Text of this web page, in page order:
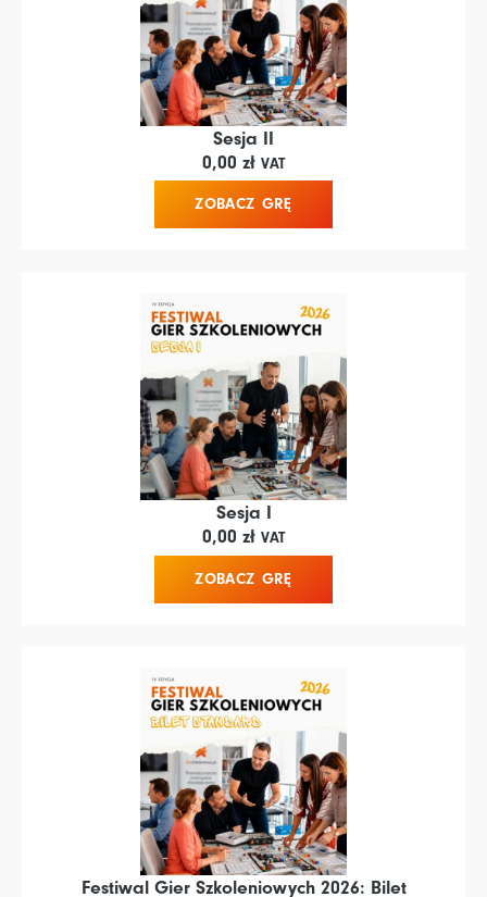
Sesja II
0,00 zł VAT
ZOBACZ GRĘ
Sesja I
0,00 zł VAT
ZOBACZ GRĘ
Festiwal Gier Szkoleniowych 2026: Bilet